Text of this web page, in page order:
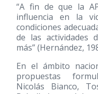
“A fin de que la
influencia en la
condiciones
de las actividades
más” (Hernández,
En el ámbito
propuestas
Nicolás Bianco,